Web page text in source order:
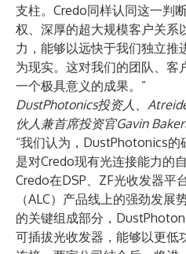
支柱。Credo同样认同这一判
权、深厚的超大规模客户关系
力，能够以远快于我们独立推
为现实。这对我们的团队、客
一个极具意义的成果。”
DustPhotonics投资人、
伙人兼首席投资官Gavin Baker
“我们认为，DustPhotonics的
是对Credo现有光连接能力的
Credo在DSP、ZF光收发器平
（ALC）产品线上的强劲发展
的关键组成部分，
可插拔光收发器，能够以更低